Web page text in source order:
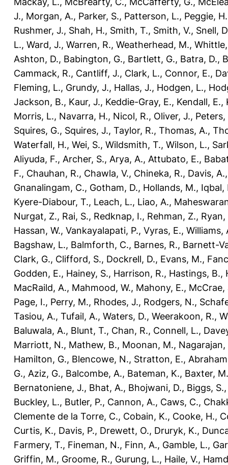
J., Morgan, A., Parker, S., Patterson, L., Peggie, H.
Rushmer, J., Shah, H., Smith, T., Smith, V., Snell,
L., Ward, J., Warren, R., Weatherhead, M.,
Ashton, D., Babington, G., Bartlett, G., Batra, D.,
Cammack, R., Cantliff, J., Clark, L., Connor, E.,
Fleming, L., Grundy, J., Hallas, J., Hodgen, L.,
Jackson, B., Kaur, J., Keddie-Gray, E., Kendall, E.,
Morris, L., Navarra, H., Nicol, R., Oliver, J., Peters,
Squires, G., Squires, J., Taylor, R., Thomas, A.,
Waterfall, H., Wei, S., Wildsmith, T., Wilson, L.,
Aliyuda, F., Archer, S., Arya, A., Attubato, E.,
F., Chauhan, R., Chawla, V., Chineka, R., Davis, A.
Gnanalingam, C., Gotham, D., Hollands, M., Iqbal,
Kyere-Diabour, T., Leach, L., Liao, A.,
Nurgat, Z., Rai, S., Redknap, I., Rehman, Z., Ryan,
Hassan, W., Vankayalapati, P., Vyras, E., Williams,
Bagshaw, L., Balmforth, C., Barnes, R., Barnett-
Clark, G., Clifford, S., Dockrell, D., Evans, M.,
Godden, E., Hainey, S., Harrison, R., Hastings, B.,
MacRaild, A., Mahmood, W., Mahony, E., McCrae,
Page, I., Perry, M., Rhodes, J., Rodgers, N.,
Tasiou, A., Tufail, A., Waters, D., Weerakoon, R.,
Baluwala, A., Blunt, T., Chan, R., Connell, L.,
Marriott, N., Mathew, B., Moonan, M., Nagarajan,
Hamilton, G., Blencowe, N., Stratton, E.,
G., Aziz, G., Balcombe, A., Bateman, K., Baxter, M.
Bernatoniene, J., Bhat, A., Bhojwani, D., Biggs, S.
Buckley, L., Butler, P., Cannon, A., Caws, C.,
Clemente de la Torre, C., Cobain, K., Cooke, H.,
Curtis, K., Davis, P., Drewett, O., Druryk, K.,
Farmery, T., Fineman, N., Finn, A., Gamble, L.,
Griffin, M., Groome, R., Gurung, L., Haile, V.,